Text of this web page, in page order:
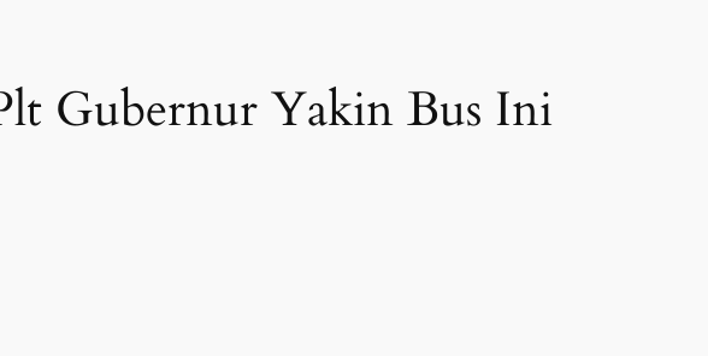
Gubernur Yakin Bus Ini